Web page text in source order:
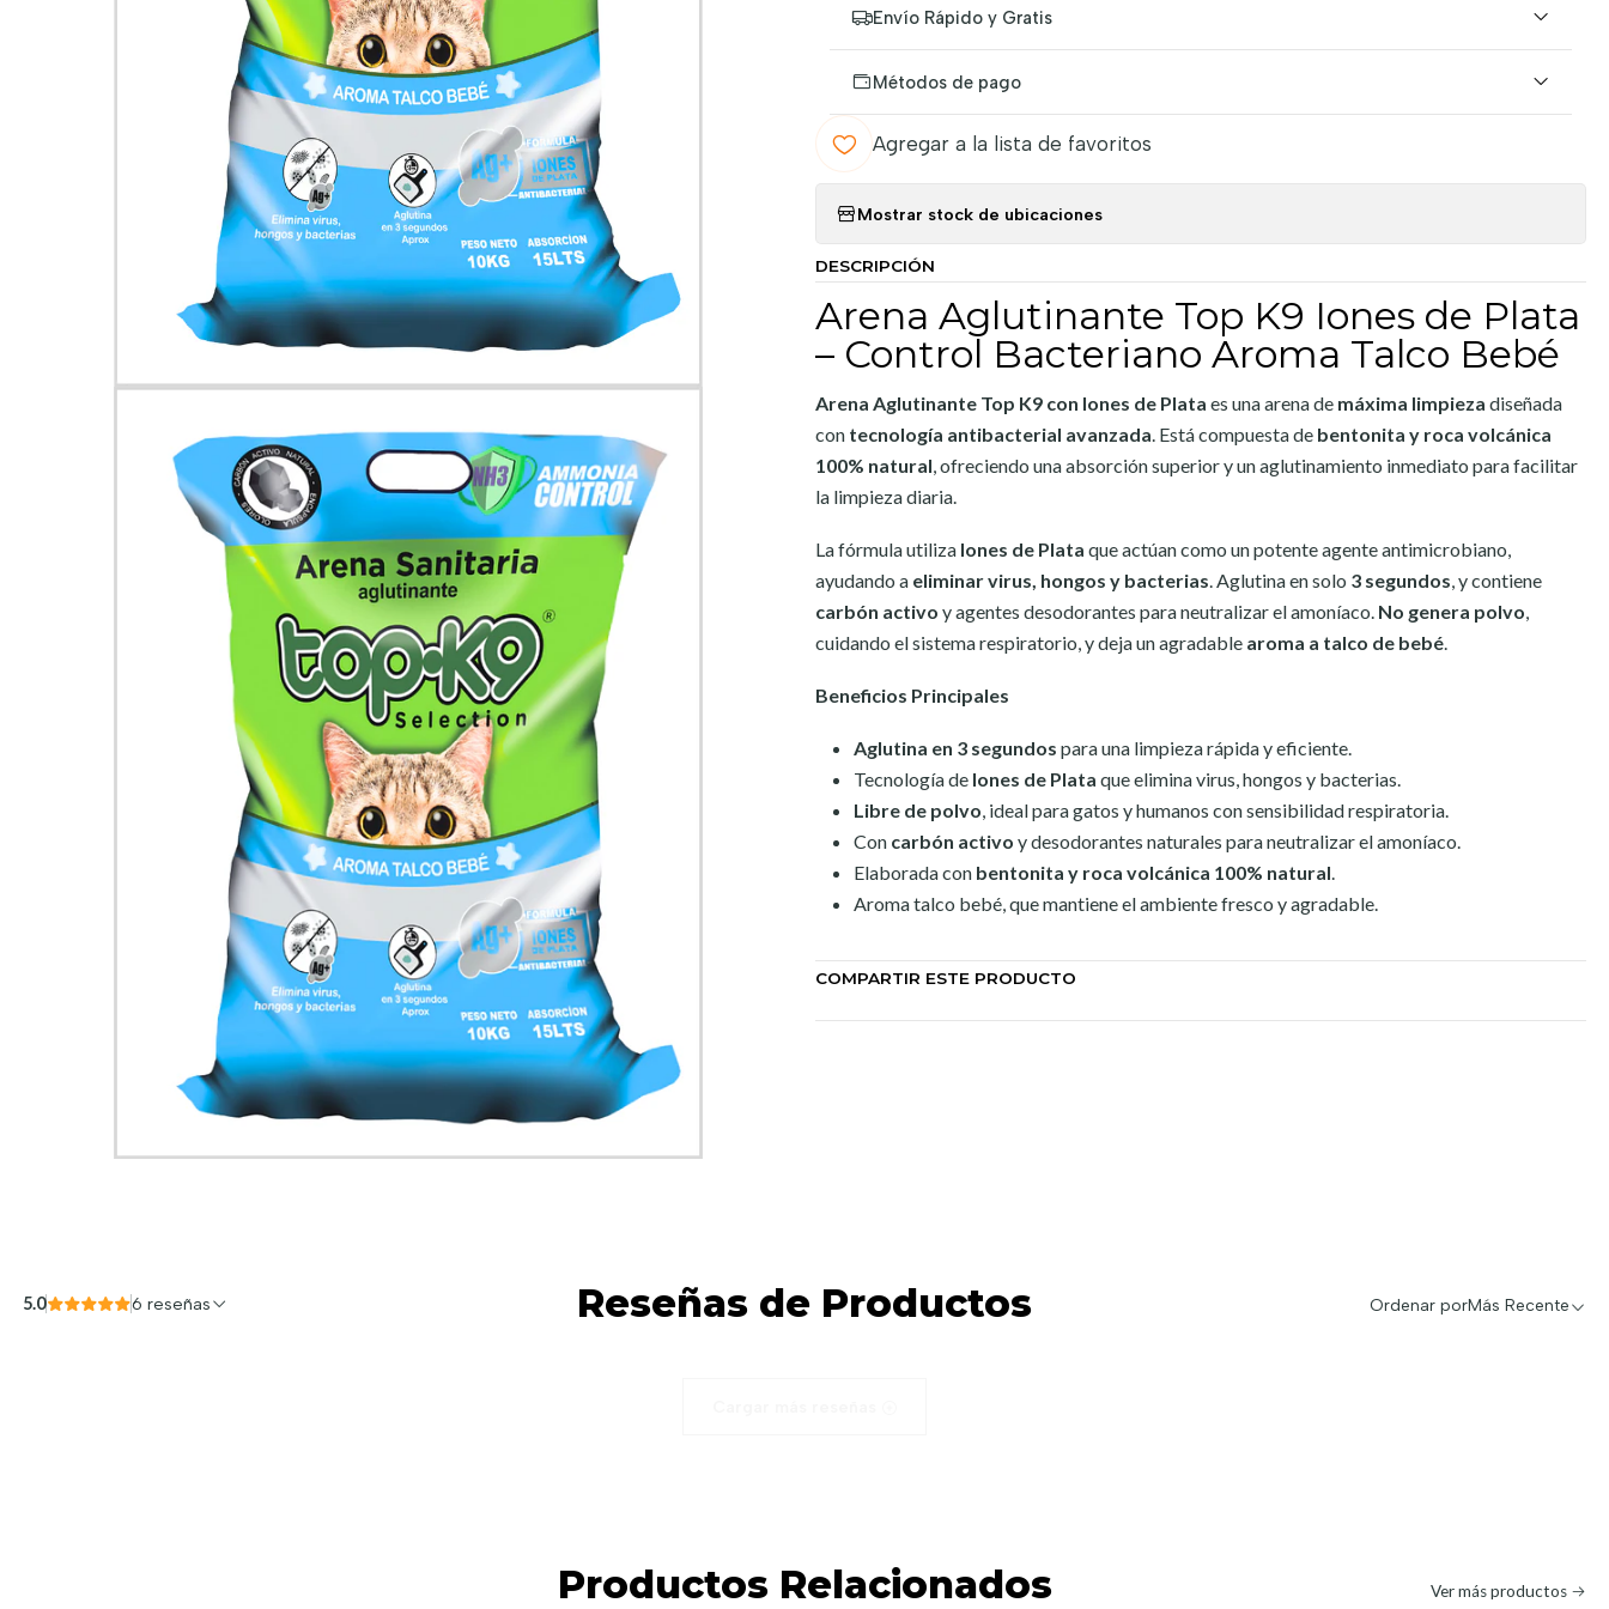
Envío Rápido y Gratis
Métodos de pago
Agregar a la lista de favoritos
Mostrar stock de ubicaciones
DESCRIPCIÓN
Arena Aglutinante Top K9 Iones de Plata
– Control Bacteriano Aroma Talco Bebé
Arena Aglutinante Top K9 con Iones de Plata es una arena de máxima limpieza diseñada
con tecnología antibacterial avanzada. Está compuesta de bentonita y roca volcánica
100% natural, ofreciendo una absorción superior y un aglutinamiento inmediato para facilitar
la limpieza diaria.
La fórmula utiliza Iones de Plata que actúan como un potente agente antimicrobiano,
ayudando a eliminar virus, hongos y bacterias. Aglutina en solo 3 segundos, y contiene
carbón activo y agentes desodorantes para neutralizar el amoníaco. No genera polvo,
cuidando el sistema respiratorio, y deja un agradable aroma a talco de bebé.
Beneficios Principales
Aglutina en 3 segundos para una limpieza rápida y eficiente.
Tecnología de Iones de Plata que elimina virus, hongos y bacterias.
Libre de polvo, ideal para gatos y humanos con sensibilidad respiratoria.
Con carbón activo y desodorantes naturales para neutralizar el amoníaco.
Elaborada con bentonita y roca volcánica 100% natural.
Aroma talco bebé, que mantiene el ambiente fresco y agradable.
COMPARTIR ESTE PRODUCTO
Reseñas de Productos
5.0 6 reseñas Ordenar porMás Recente
Productos Relacionados Ver más productos